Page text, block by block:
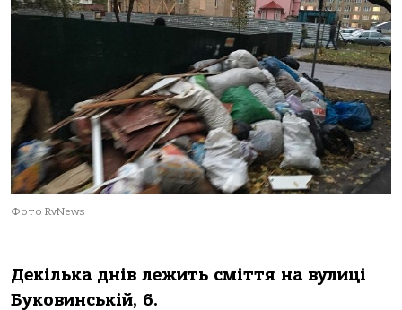
Фото RvNews
Декілька днів лежить сміття на вулиці
Буковинській, 6.